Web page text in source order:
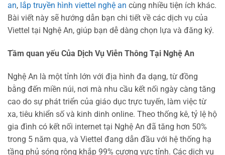
an, lắp truyền hình viettel nghệ an cùng nhiều tiện ích khác.
Bài viết này sẽ hướng dẫn bạn chi tiết về các dịch vụ của
Viettel tại Nghệ An, giúp bạn dễ dàng chọn lựa và đăng ký.
Tầm quan yếu Của Dịch Vụ Viễn Thông Tại Nghệ An
Nghệ An là một tỉnh lớn với địa hình đa dạng, từ đồng
bằng đến miền núi, nơi mà nhu cầu kết nối ngày càng tăng
cao do sự phát triển của giáo dục trực tuyến, làm việc từ
xa, tiêu khiển số và kinh dinh online. Theo thống kê, tỷ lệ hộ
gia đình có kết nối internet tại Nghệ An đã tăng hơn 50%
trong 5 năm qua, và Viettel đang dẫn đầu với hệ thống hạ
tầng phủ sóng rộng khắp 99% cương vực tỉnh. Các dịch vụ